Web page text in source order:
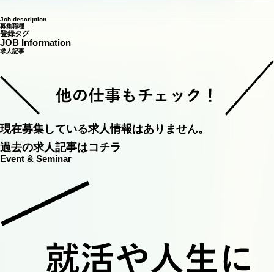
Job description
募集職種
登録タグ
JOB Information
求人記事
現在募集している求人情報はありません。
過去の求人記事はコチラ
Event & Seminar